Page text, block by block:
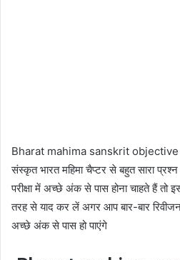
Bharat mahima sanskrit
संस्कृत भारत महिमा चैप्टर से बहुत सारा
परीक्षा में अच्छे अंक से पास होना चाहते हैं तो
तरह से याद कर लें अगर आप बार-बार
अच्छे अंक से पास हो पाएंगे